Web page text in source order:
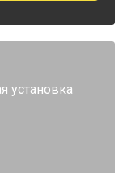
установка